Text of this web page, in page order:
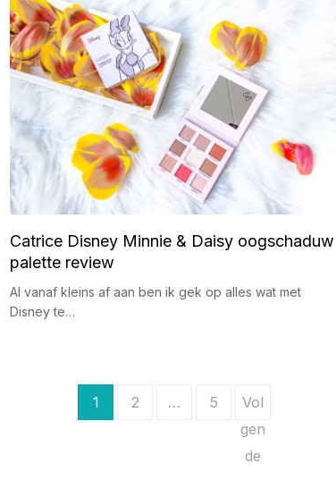
Catrice Disney Minnie & Daisy oogschaduw
palette review
Al vanaf kleins af aan ben ik gek op alles wat met
Disney te…
1 2 … 5
Vol
gen
de